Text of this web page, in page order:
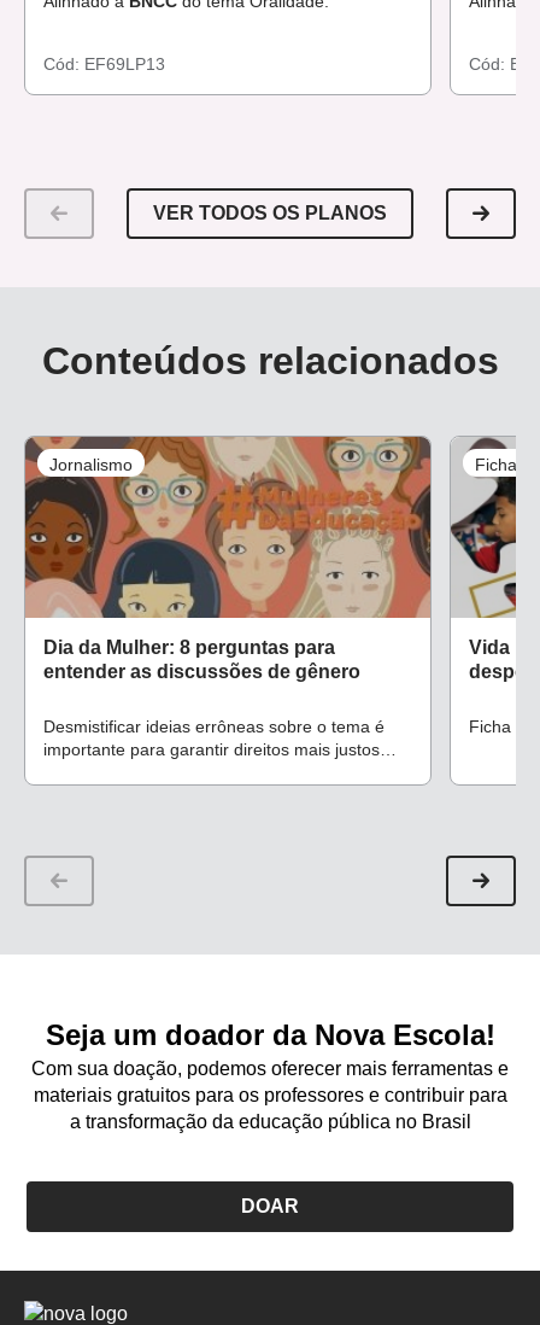
Cód: EF69LP13 Cód:
VER TODOS OS PLANOS
Conteúdos relacionados
Jornalismo
Dia da Mulher: 8 perguntas para
entender as discussões de gênero
Desmistificar ideias errôneas sobre o tema é
importante para garantir direitos mais justos
Ficha
Vida
Ficha
Seja um doador da Nova Escola!
Com sua doação, podemos oferecer mais ferramentas e
materiais gratuitos para os professores e contribuir para
a transformação da educação pública no Brasil
DOAR
Logo